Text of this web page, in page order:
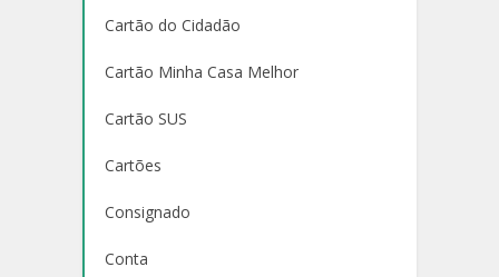
Cartão do Cidadão
Cartão Minha Casa Melhor
Cartão SUS
Cartões
Consignado
Conta